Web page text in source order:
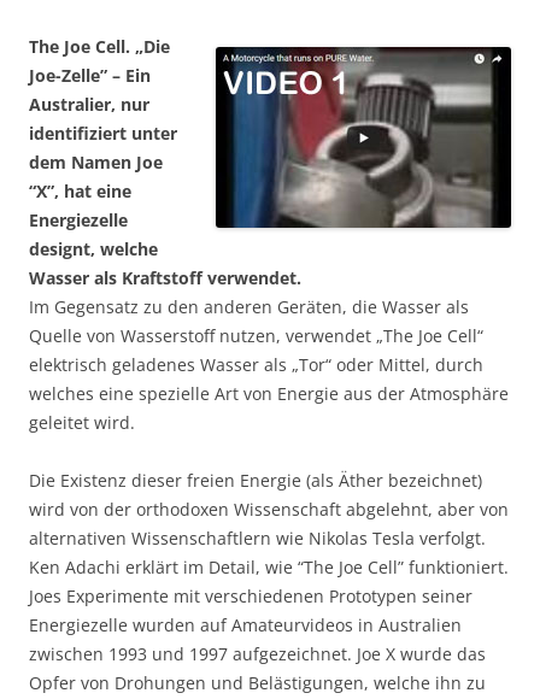
The Joe Cell. „Die
Joe-Zelle” – Ein
Australier, nur
identifiziert unter
dem Namen Joe
“X”, hat eine
Energiezelle
designt, welche
Wasser als Kraftstoff verwendet.
Im Gegensatz zu den anderen Geräten, die Wasser als
Quelle von Wasserstoff nutzen, verwendet „The Joe Cell“
elektrisch geladenes Wasser als „Tor“ oder Mittel, durch
welches eine spezielle Art von Energie aus der Atmosphäre
geleitet wird.
Die Existenz dieser freien Energie (als Äther bezeichnet)
wird von der orthodoxen Wissenschaft abgelehnt, aber von
alternativen Wissenschaftlern wie Nikolas Tesla verfolgt.
Ken Adachi erklärt im Detail, wie “The Joe Cell” funktioniert.
Joes Experimente mit verschiedenen Prototypen seiner
Energiezelle wurden auf Amateurvideos in Australien
zwischen 1993 und 1997 aufgezeichnet. Joe X wurde das
Opfer von Drohungen und Belästigungen, welche ihn zu